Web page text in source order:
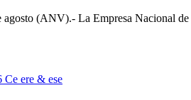
agosto (ANV).- La Empresa Nacional
Ce ere & ese